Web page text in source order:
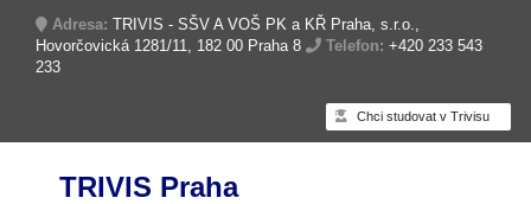
Adresa: TRIVIS - SŠV A VOŠ PK a KŘ Praha, s.r.o.,
Hovorčovická 1281/11, 182 00 Praha 8
Telefon: +420 233 543
233
Chci studovat v Trivisu
TRIVIS Praha